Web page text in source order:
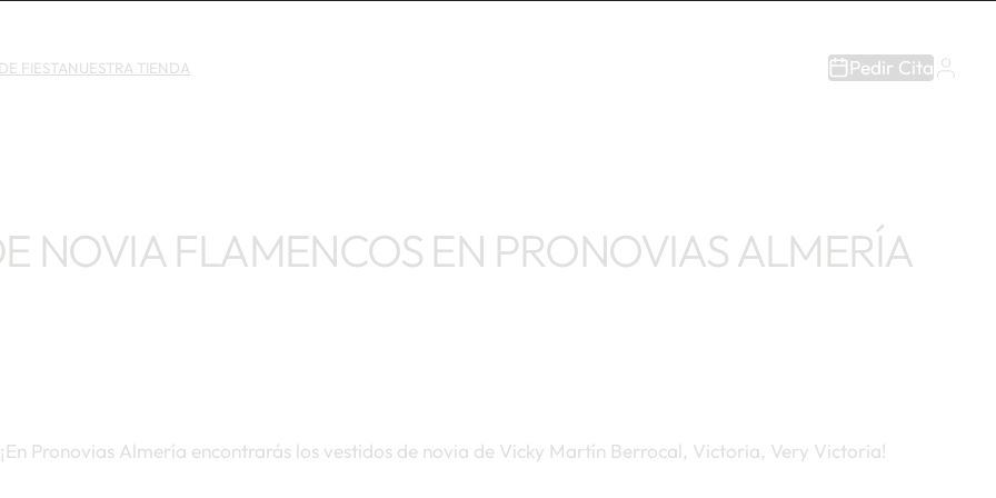
FIESTANUESTRA TIENDA Pedir Cita
NOVIA FLAMENCOS EN PRONOVIAS ALMERÍA
Pronovias Almería encontrarás los vestidos de novia de Vicky Martín Berrocal, Victoria, Very Victoria!